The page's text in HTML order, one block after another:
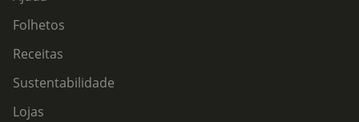
Folhetos
Receitas
Sustentabilidade
Lojas